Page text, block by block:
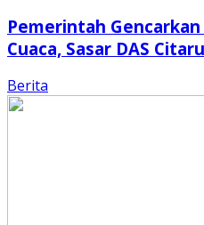
Pemerintah
Cuaca, Sasar DAS
Berita